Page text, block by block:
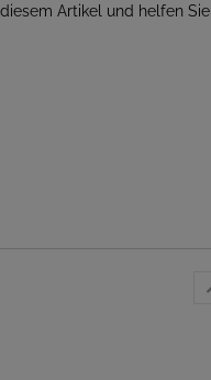
Artikel und helfen Sie